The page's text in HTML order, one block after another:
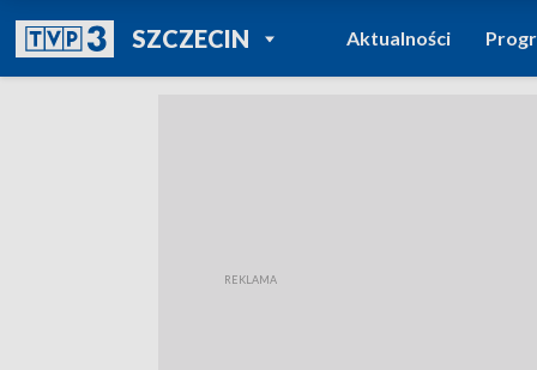
SZCZECINPOWRÓT DO
TVP REGIONY
Aktualności